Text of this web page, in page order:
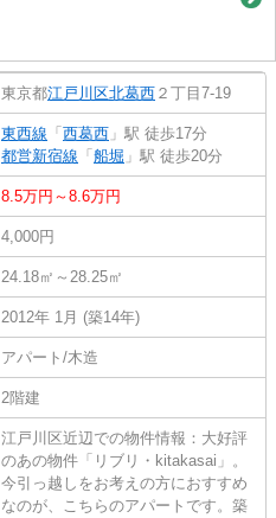
東京都江戸川区北葛西 ２丁目7-19
東西線 「 西葛西 」駅 徒歩17分
都営新宿線 「 船堀 」駅 徒歩20分
8.5万円～8.6万円
4,000円
24.18㎡～28.25㎡
2012年 1月 (築14年)
アパート/木造
2階建
江戸川区近辺での物件情報：大好評
のあの物件「リブリ・kitakasai」。
今引っ越しをお考えの方におすすめ
なのが、こちらのアパートです。築